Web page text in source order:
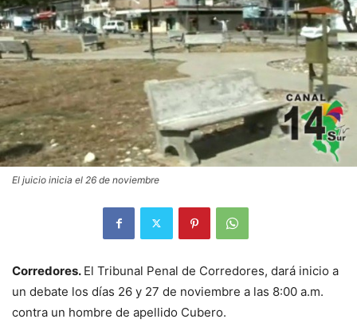
El juicio inicia el 26 de noviembre
Corredores. El Tribunal Penal de Corredores, dará inicio a
un debate los días 26 y 27 de noviembre a las 8:00 a.m.
contra un hombre de apellido Cubero.